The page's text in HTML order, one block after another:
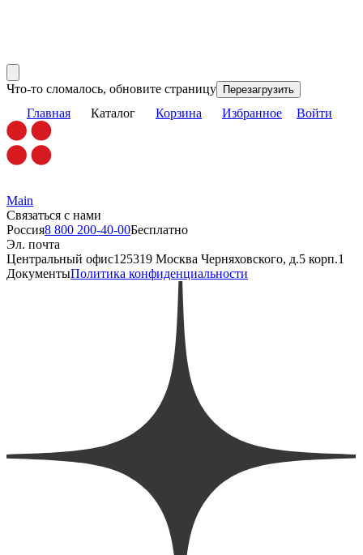
Что-то сломалось, обновите страницу Перезагрузить
Главная Каталог Корзина Избранное Войти
Main
Связаться с нами
Россия8 800 200-40-00Бесплатно
Эл. почта
Центральный офис125319 Москва Черняховского, д.5 корп.1
ДокументыПолитика конфиденциальности